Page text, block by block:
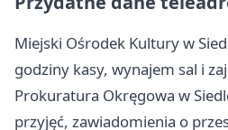
Miejski Ośrodek Kultury w
godziny kasy, wynajem sal i
Prokuratura Okręgowa w
przyjęć, zawiadomienia o